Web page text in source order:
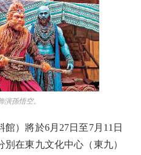
演孫悟空。
）將於6月27日至7月11日
在東九文化中心（東九）